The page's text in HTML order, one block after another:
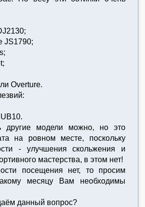
JS1790;
Overture.
другие модели можно, но это
на ровном месте, поскольку
- улучшения скольжения и
мастерства, в этом нет!
посещения нет, то просим
месяцу Вам необходимы
данный вопрос?